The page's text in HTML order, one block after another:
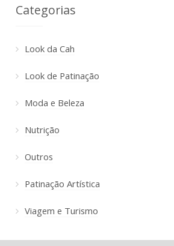
Categorias
Look da Cah
Look de Patinação
Moda e Beleza
Nutrição
Outros
Patinação Artística
Viagem e Turismo